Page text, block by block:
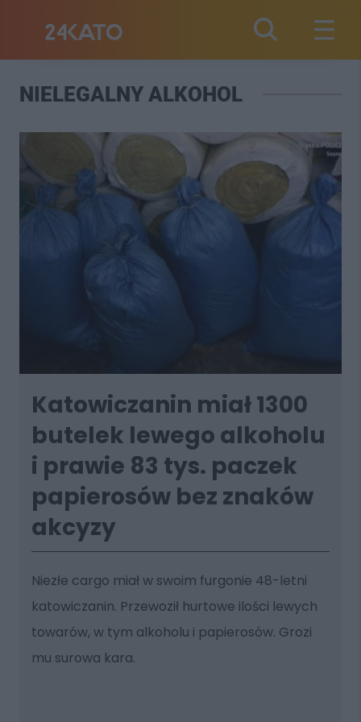
NIELEGALNY ALKOHOL
Katowiczanin miał 1300
butelek lewego alkoholu
i prawie 83 tys. paczek
papierosów bez znaków
akcyzy
Niezłe cargo miał w swoim furgonie 48-letni
katowiczanin. Przewoził hurtowe ilości lewych
towarów, w tym alkoholu i papierosów. Grozi
mu surowa kara.